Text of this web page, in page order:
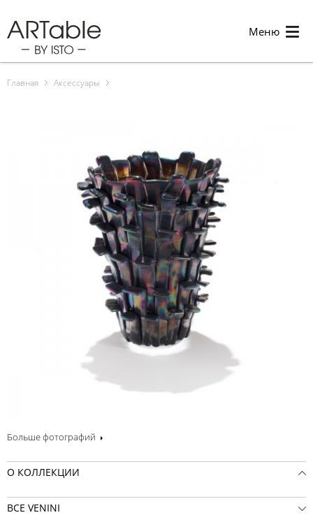
Меню
Главная Аксессуары
Больше фотографий
О КОЛЛЕКЦИИ
ВСЕ VENINI